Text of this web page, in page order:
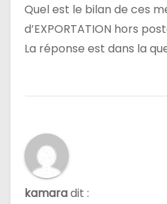
Quel est le bilan de ces
d’EXPORTATION hors
La réponse est dans la
kamaradit :